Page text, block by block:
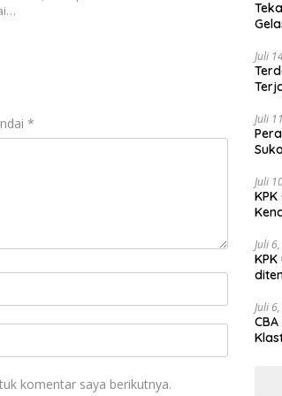
*
komentar saya berikutnya.
Juli
Juli
Juli
Juli
Juli